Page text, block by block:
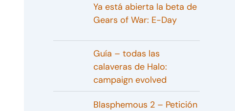
Ya está abierta la beta de
Gears of War: E-Day
Guía – todas las
calaveras de Halo:
campaign evolved
Blasphemous 2 – Petición